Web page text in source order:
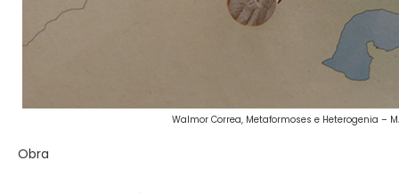
Walmor Correa, Metaformoses e Heterogenia –
Obra